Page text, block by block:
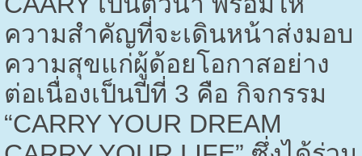
ความสำคัญที่จะเดินหน้าส่งมอบ
ความสุขแก่ผู้ด้อยโอกาสอย่าง
ต่อเนื่องเป็นปีที่ 3 คือ กิจกรรม
“CARRY YOUR DREAM